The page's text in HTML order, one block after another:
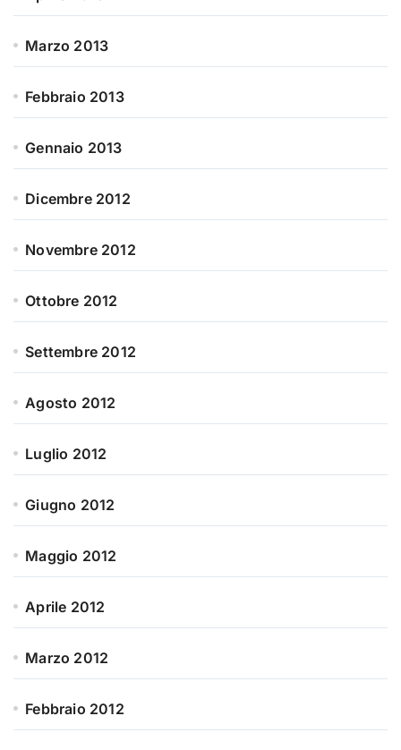
Marzo 2013
Febbraio 2013
Gennaio 2013
Dicembre 2012
Novembre 2012
Ottobre 2012
Settembre 2012
Agosto 2012
Luglio 2012
Giugno 2012
Maggio 2012
Aprile 2012
Marzo 2012
Febbraio 2012